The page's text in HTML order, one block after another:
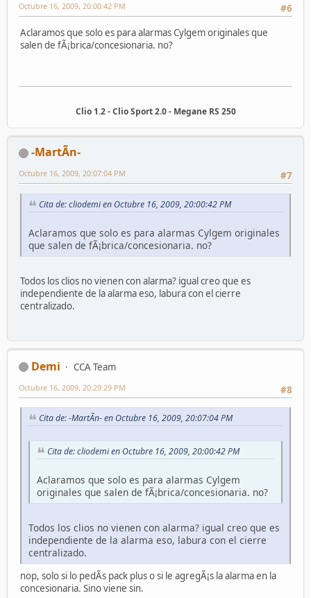
#6
Octubre 16, 2009, 20:00:42 PM
Aclaramos que solo es para alarmas Cylgem originales que
salen de fÃ¡brica/concesionaria. no?
Clio 1.2 - Clio Sport 2.0 - Megane RS 250
-MartÃ­n-
#7
Octubre 16, 2009, 20:07:04 PM
Cita de: cliodemi en Octubre 16, 2009, 20:00:42 PM
Aclaramos que solo es para alarmas Cylgem originales
que salen de fÃ¡brica/concesionaria. no?
Todos los clios no vienen con alarma? igual creo que es
independiente de la alarma eso, labura con el cierre
centralizado.
Demi
CCA Team
#8
Octubre 16, 2009, 20:29:29 PM
Cita de: -MartÃ­n- en Octubre 16, 2009, 20:07:04 PM
Cita de: cliodemi en Octubre 16, 2009, 20:00:42 PM
Aclaramos que solo es para alarmas Cylgem
originales que salen de fÃ¡brica/concesionaria. no?
Todos los clios no vienen con alarma? igual creo que es
independiente de la alarma eso, labura con el cierre
centralizado.
nop, solo si lo pedÃ­s pack plus o si le agregÃ¡s la alarma en la
concesionaria. Sino viene sin.